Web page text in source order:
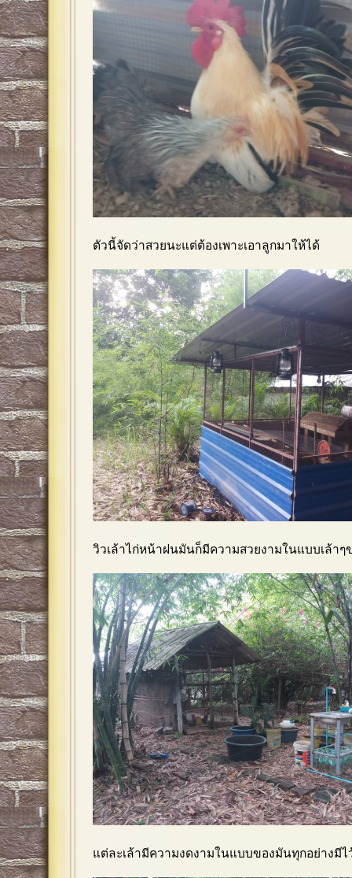
ตัวนี้จัดว่าสวยนะแต่ต้องเพาะเอาลูกมาให้ได้
วิวเล้าไก่หน้าฝนมันก็มีความสวยงามในแบบเล้าๆ
แต่ละเล้ามีความงดงามในแบบของมันทุกอย่างมีไ